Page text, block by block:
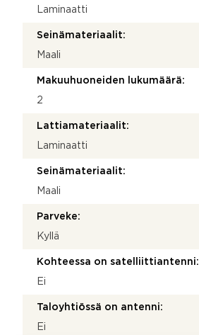
Laminaatti
Seinämateriaalit:
Maali
Makuuhuoneiden lukumäärä:
2
Lattiamateriaalit:
Laminaatti
Seinämateriaalit:
Maali
Parveke:
Kyllä
Kohteessa on satelliittiantenni:
Ei
Taloyhtiössä on antenni:
Ei